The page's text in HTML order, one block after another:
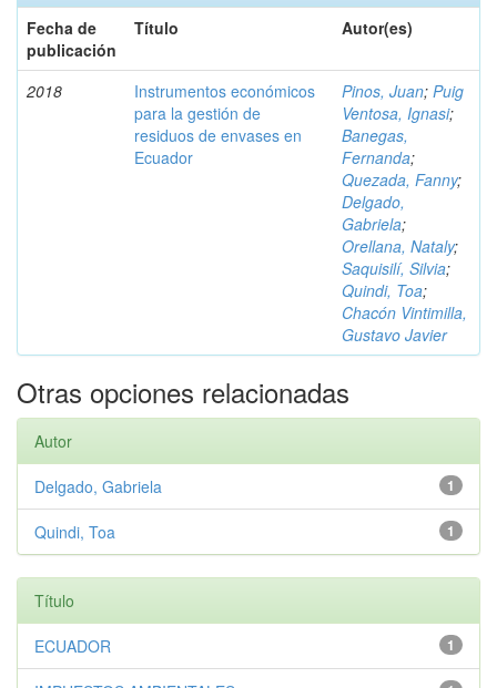
Fecha de
publicación
Título Autor(es)
2018
Instrumentos económicos
para la gestión de
residuos de envases en
Ecuador
Pinos, Juan; Puig
Ventosa, Ignasi;
Banegas,
Fernanda;
Quezada, Fanny;
Delgado,
Gabriela;
Orellana, Nataly;
Saquisilí, Silvia;
Quindi, Toa;
Chacón Vintimilla,
Gustavo Javier
Otras opciones relacionadas
Autor
1
Delgado, Gabriela
1
Quindi, Toa
Título
1
ECUADOR